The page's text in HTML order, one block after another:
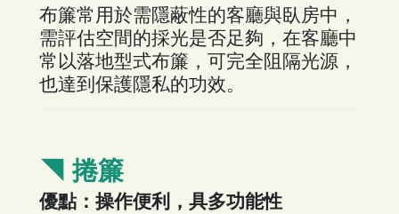
布簾常用於需隱蔽性的客廳與臥房中，
需評估空間的採光是否足夠，在客廳中
常以落地型式布簾，可完全阻隔光源，
也達到保護隱私的功效。
◥ 捲簾
優點：操作便利，具多功能性